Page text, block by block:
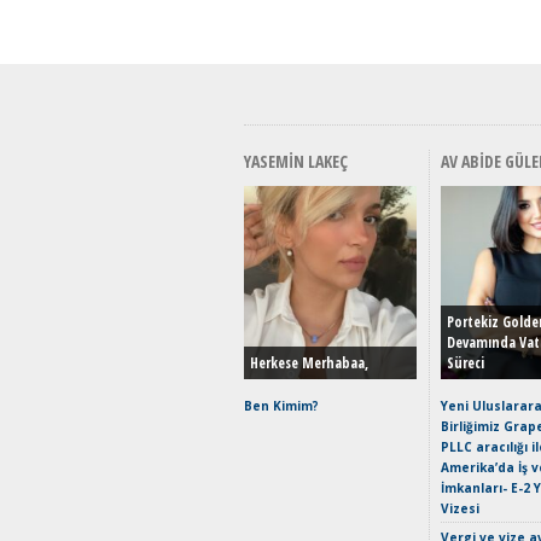
YASEMIN LAKEÇ
Herkese Merhabaa,
Ben Kimim?
AV ABIDE
Portekiz
Devamında
Süreci
Yeni
Birliğimiz
PLLC aracılığı
Amerika’da İş
İmkanları- E-2
Vizesi
Vergi ve vize